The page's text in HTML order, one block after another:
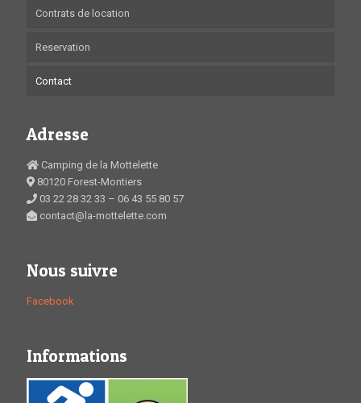
Contrats de location
Reservation
Contact
Adresse
Camping de la Mottelette
80120 Forest-Montiers
03 22 28 32 33 – 06 43 55 80 57
contact@la-mottelette.com
Nous suivre
Facebook
Informations